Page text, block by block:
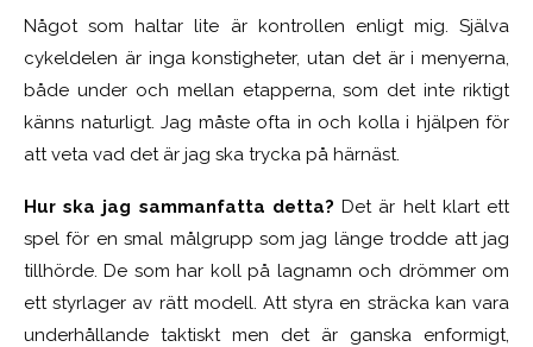
Något som haltar lite är kontrollen enligt mig. Själva
cykeldelen är inga konstigheter, utan det är i menyerna,
både under och mellan etapperna, som det inte riktigt
känns naturligt. Jag måste ofta in och kolla i hjälpen för
att veta vad det är jag ska trycka på härnäst.
Hur ska jag sammanfatta detta? Det är helt klart ett
spel för en smal målgrupp som jag länge trodde att jag
tillhörde. De som har koll på lagnamn och drömmer om
ett styrlager av rätt modell. Att styra en sträcka kan vara
underhållande taktiskt men det är ganska enformigt,